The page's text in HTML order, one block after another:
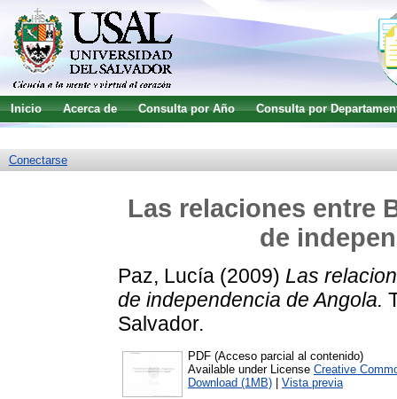
Inicio Acerca de Consulta por Año
Consulta por
Conectarse
Las relaciones entre
de
Paz, Lucía (2009) Las
de independencia de Angola.
Salvador.
PDF (Acceso parcial al contenido)
Available under License Creative
Download (1MB)
Vista previa